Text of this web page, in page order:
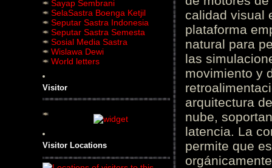
Sayap Sembrani
SelaSastra Boenga Ketjil
Seputar Sastra Indonesia
Seputar Sastra Semesta
Sosial Media Sastra
Wislawa Dewi
World letters
Visitor
Visitor Locations
calidad visual
plataforma
natural para
las
movimiento y
arquitectura
nube,
latencia. La
permite que